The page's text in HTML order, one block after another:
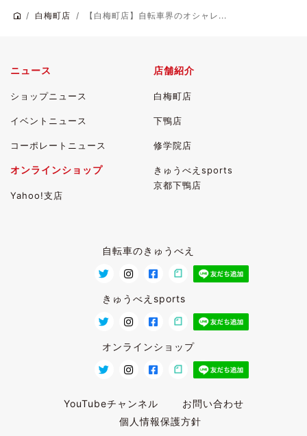
白梅町店 【白梅町店】自転車界のオシャレ...
ニュース
ショップニュース
イベントニュース
コーポレートニュース
店舗紹介
白梅町店
下鴨店
修学院店
きゅうべえsports
京都下鴨店
オンラインショップ
Yahoo!支店
自転車のきゅうべえ
きゅうべえsports
オンラインショップ
YouTubeチャンネル
お問い合わせ
個人情報保護方針